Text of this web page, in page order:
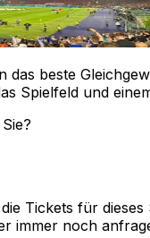
das beste
Spielfeld und
Tickets für dieses
immer noch